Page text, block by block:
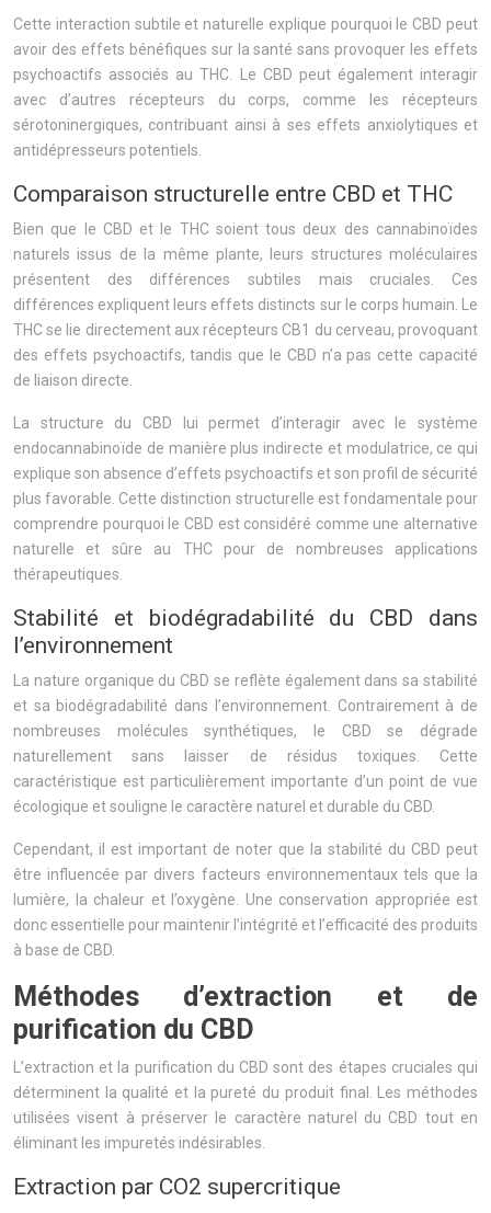
Cette interaction subtile et naturelle explique pourquoi le CBD peut
avoir des effets bénéfiques sur la santé sans provoquer les effets
psychoactifs associés au THC. Le CBD peut également interagir
avec d’autres récepteurs du corps, comme les récepteurs
sérotoninergiques, contribuant ainsi à ses effets anxiolytiques et
antidépresseurs potentiels.
Comparaison structurelle entre CBD et THC
Bien que le CBD et le THC soient tous deux des cannabinoïdes
naturels issus de la même plante, leurs structures moléculaires
présentent des différences subtiles mais cruciales. Ces
différences expliquent leurs effets distincts sur le corps humain. Le
THC se lie directement aux récepteurs CB1 du cerveau, provoquant
des effets psychoactifs, tandis que le CBD n’a pas cette capacité
de liaison directe.
La structure du CBD lui permet d’interagir avec le système
endocannabinoïde de manière plus indirecte et modulatrice, ce qui
explique son absence d’effets psychoactifs et son profil de sécurité
plus favorable. Cette distinction structurelle est fondamentale pour
comprendre pourquoi le CBD est considéré comme une alternative
naturelle et sûre au THC pour de nombreuses applications
thérapeutiques.
Stabilité et biodégradabilité du CBD dans
l’environnement
La nature organique du CBD se reflète également dans sa stabilité
et sa biodégradabilité dans l’environnement. Contrairement à de
nombreuses molécules synthétiques, le CBD se dégrade
naturellement sans laisser de résidus toxiques. Cette
caractéristique est particulièrement importante d’un point de vue
écologique et souligne le caractère naturel et durable du CBD.
Cependant, il est important de noter que la stabilité du CBD peut
être influencée par divers facteurs environnementaux tels que la
lumière, la chaleur et l’oxygène. Une conservation appropriée est
donc essentielle pour maintenir l’intégrité et l’efficacité des produits
à base de CBD.
Méthodes d’extraction et de
purification du CBD
L’extraction et la purification du CBD sont des étapes cruciales qui
déterminent la qualité et la pureté du produit final. Les méthodes
utilisées visent à préserver le caractère naturel du CBD tout en
éliminant les impuretés indésirables.
Extraction par CO2 supercritique